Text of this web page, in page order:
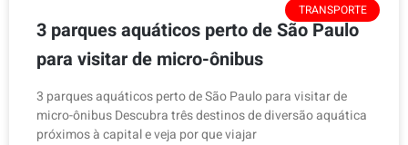
TRANSPORTE
3 parques aquáticos perto de São Paulo
para visitar de micro-ônibus
3 parques aquáticos perto de São Paulo para visitar de
micro-ônibus Descubra três destinos de diversão aquática
próximos à capital e veja por que viajar